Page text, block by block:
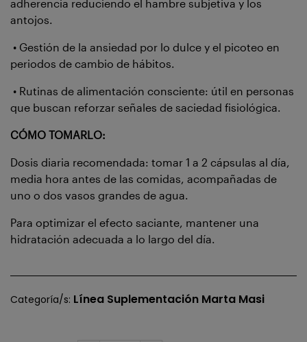
adherencia reduciendo el hambre subjetiva y los
antojos.
• Gestión de la ansiedad por lo dulce y el picoteo en
periodos de cambio de hábitos.
• Rutinas de alimentación consciente: útil en personas
que buscan reforzar señales de saciedad fisiológica.
CÓMO TOMARLO:
Dosis diaria recomendada: tomar 1 a 2 cápsulas al día,
media hora antes de las comidas, acompañadas de
uno o dos vasos grandes de agua.
Para optimizar el efecto saciante, mantener una
hidratación adecuada a lo largo del día.
Categoría/s: Línea Suplementación Marta Masi